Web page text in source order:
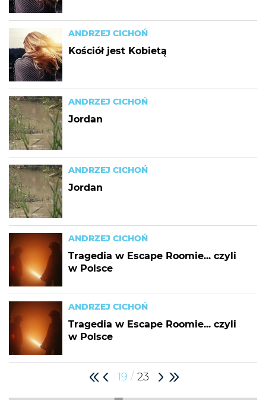
ANDRZEJ CICHOŃ
Kościół jest Kobietą
ANDRZEJ CICHOŃ
Jordan
ANDRZEJ CICHOŃ
Jordan
ANDRZEJ CICHOŃ
Tragedia w Escape Roomie... czyli
w Polsce
ANDRZEJ CICHOŃ
Tragedia w Escape Roomie... czyli
w Polsce
19 / 23